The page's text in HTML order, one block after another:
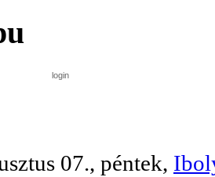
login
07., péntek,